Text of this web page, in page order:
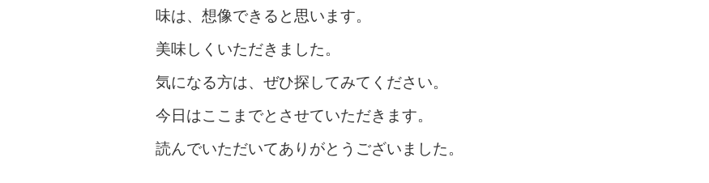
味は、想像できると思います。
美味しくいただきました。
気になる方は、ぜひ探してみてください。
今日はここまでとさせていただきます。
読んでいただいてありがとうございました。